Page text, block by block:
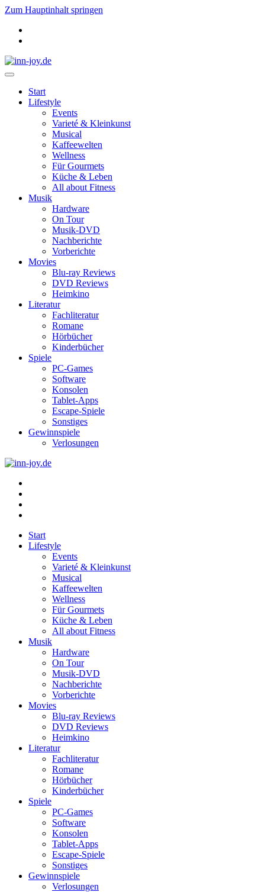
Zum Hauptinhalt springen
Start
Lifestyle
Events
Varieté & Kleinkunst
Musical
Kaffeewelten
Wellness
Für Gourmets
Küche & Leben
All about Fitness
Musik
Hardware
On Tour
Musik-DVD
Nachberichte
Vorberichte
Movies
Blu-ray Reviews
DVD Reviews
Heimkino
Literatur
Fachliteratur
Romane
Hörbücher
Kinderbücher
Spiele
PC-Games
Software
Konsolen
Tablet-Apps
Escape-Spiele
Sonstiges
Gewinnspiele
Verlosungen
Start
Lifestyle
Events
Varieté & Kleinkunst
Musical
Kaffeewelten
Wellness
Für Gourmets
Küche & Leben
All about Fitness
Musik
Hardware
On Tour
Musik-DVD
Nachberichte
Vorberichte
Movies
Blu-ray Reviews
DVD Reviews
Heimkino
Literatur
Fachliteratur
Romane
Hörbücher
Kinderbücher
Spiele
PC-Games
Software
Konsolen
Tablet-Apps
Escape-Spiele
Sonstiges
Gewinnspiele
Verlosungen